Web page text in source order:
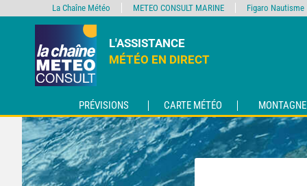
L'ASSISTANCE
MÉTÉO EN DIRECT
PRÉVISIONS CARTE MÉTÉO MONTAGNE
La Chaîne Météo METEO CONSULT MARINE Figaro Nautisme